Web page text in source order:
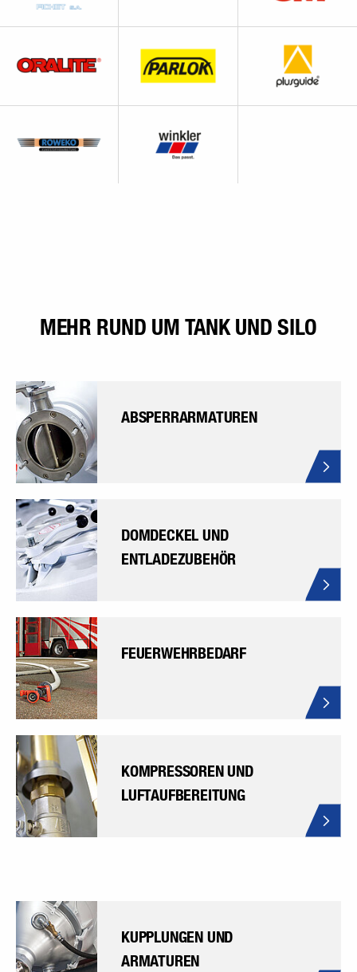
MEHR RUND UM TANK UND SILO
ABSPERRARMATUREN
DOMDECKEL UND
ENTLADEZUBEHÖR
FEUERWEHRBEDARF
KOMPRESSOREN UND
LUFTAUFBEREITUNG
KUPPLUNGEN UND
ARMATUREN